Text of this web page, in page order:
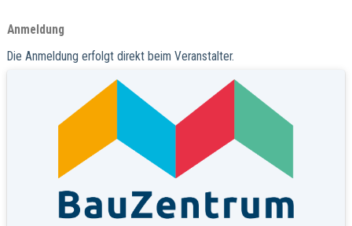
Anmeldung
Die Anmeldung erfolgt direkt beim Veranstalter.